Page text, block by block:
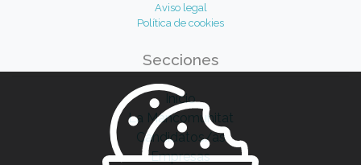
Aviso legal
Política de cookies
Secciones
Inicio
La Mancomunitat
Candidatos/as
Empresas